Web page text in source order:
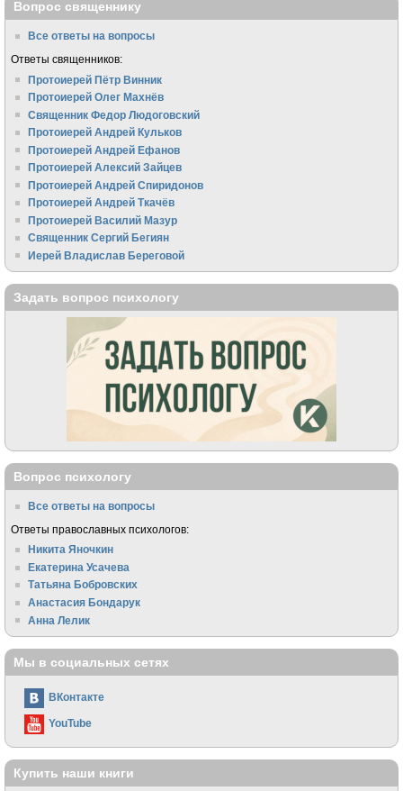
Вопрос священнику
Все ответы на вопросы
Ответы священников:
Протоиерей Пётр Винник
Протоиерей Олег Махнёв
Священник Федор Людоговский
Протоиерей Андрей Кульков
Протоиерей Андрей Ефанов
Протоиерей Алексий Зайцев
Протоиерей Андрей Спиридонов
Протоиерей Андрей Ткачёв
Протоиерей Василий Мазур
Священник Сергий Бегиян
Иерей Владислав Береговой
Задать вопрос психологу
Вопрос психологу
Все ответы на вопросы
Ответы православных психологов:
Никита Яночкин
Екатерина Усачева
Татьяна Бобровских
Анастасия Бондарук
Анна Лелик
Мы в социальных сетях
ВКонтакте
YouTube
Купить наши книги